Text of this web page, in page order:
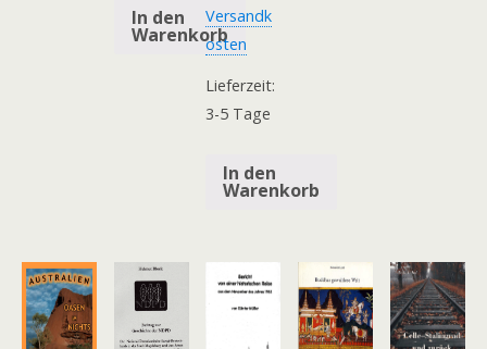
In den
Warenkorb
Versandk
osten
Lieferzeit:
3-5 Tage
In den
Warenkorb